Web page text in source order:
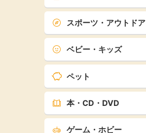
スポーツ・アウトドア
ベビー・キッズ
ペット
本・CD・DVD
ゲーム・ホビー